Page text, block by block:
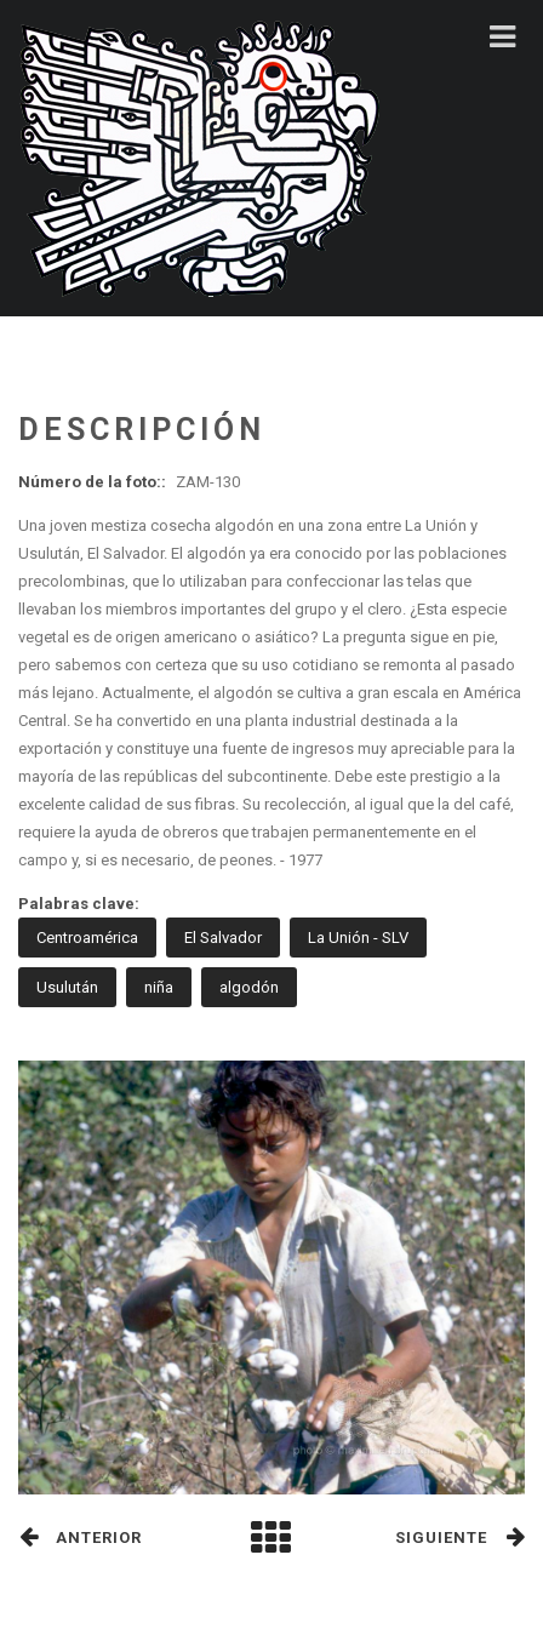
DESCRIPCIÓN
Número de la foto:: ZAM-130
Una joven mestiza cosecha algodón en una zona entre La Unión y
Usulután, El Salvador. El algodón ya era conocido por las poblaciones
precolombinas, que lo utilizaban para confeccionar las telas que
llevaban los miembros importantes del grupo y el clero. ¿Esta especie
vegetal es de origen americano o asiático? La pregunta sigue en pie,
pero sabemos con certeza que su uso cotidiano se remonta al pasado
más lejano. Actualmente, el algodón se cultiva a gran escala en América
Central. Se ha convertido en una planta industrial destinada a la
exportación y constituye una fuente de ingresos muy apreciable para la
mayoría de las repúblicas del subcontinente. Debe este prestigio a la
excelente calidad de sus fibras. Su recolección, al igual que la del café,
requiere la ayuda de obreros que trabajen permanentemente en el
campo y, si es necesario, de peones. - 1977
Palabras clave:
Centroamérica
El Salvador La Unión - SLV
Usulután niña algodón
ANTERIOR SIGUIENTE